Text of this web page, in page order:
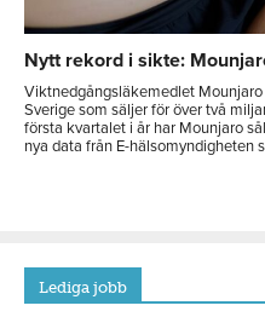
Nytt rekord i sikte:
Viktnedgångsläkemedlet
Sverige som säljer för över två
första kvartalet i år har Mounjaro
nya data från E-hälsomyndigheten
Lediga jobb